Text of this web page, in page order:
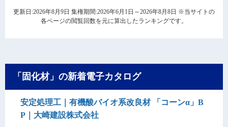
更新日:2026年8月9日 集権期間:2026年6月1日～2026年8月8日 ※当サイトの
各ページの閲覧回数を元に算出したランキングです。
「固化材」の新着電子カタログ
安定処理工｜有機酸バイオ系改良材 「コーンα」B
P｜大崎建設株式会社